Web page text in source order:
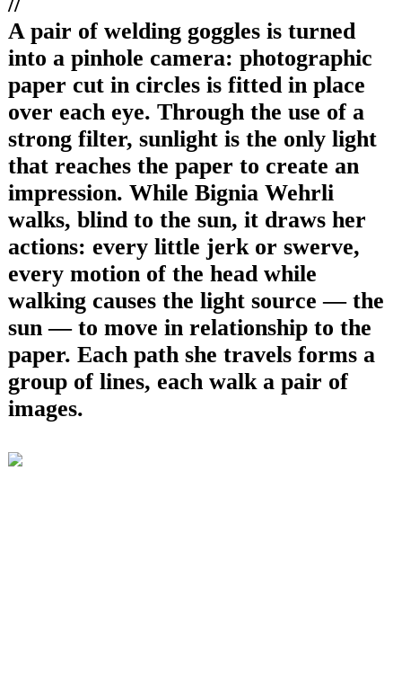
A pair of welding goggles is turned
into a pinhole camera: photographic
paper cut in circles is fitted in place
over each eye. Through the use of a
strong filter, sunlight is the only light
that reaches the paper to create an
impression. While Bignia Wehrli
walks, blind to the sun, it draws her
actions: every little jerk or swerve,
every motion of the head while
walking causes the light source — the
sun — to move in relationship to the
paper. Each path she travels forms a
group of lines, each walk a pair of
images.